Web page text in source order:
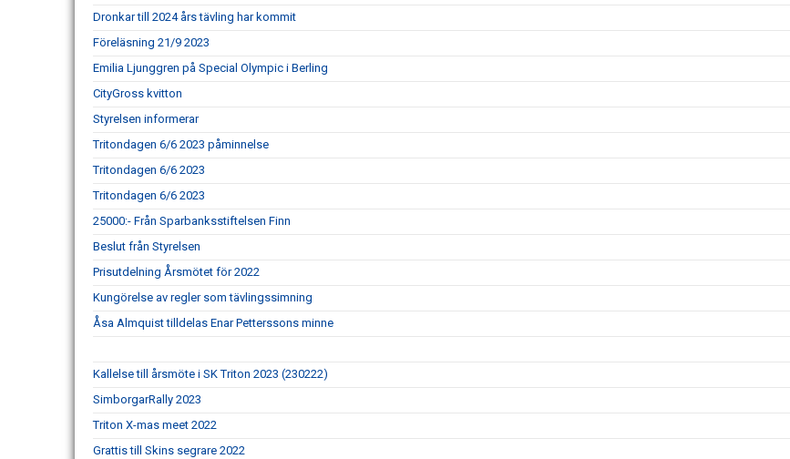
Dronkar till 2024 års tävling har kommit
Föreläsning 21/9 2023
Emilia Ljunggren på Special Olympic i Berling
CityGross kvitton
Styrelsen informerar
Tritondagen 6/6 2023 påminnelse
Tritondagen 6/6 2023
Tritondagen 6/6 2023
25000:- Från Sparbanksstiftelsen Finn
Beslut från Styrelsen
Prisutdelning Årsmötet för 2022
Kungörelse av regler som tävlingssimning
Åsa Almquist tilldelas Enar Petterssons minne
Kallelse till årsmöte i SK Triton 2023 (230222)
SimborgarRally 2023
Triton X-mas meet 2022
Grattis till Skins segrare 2022